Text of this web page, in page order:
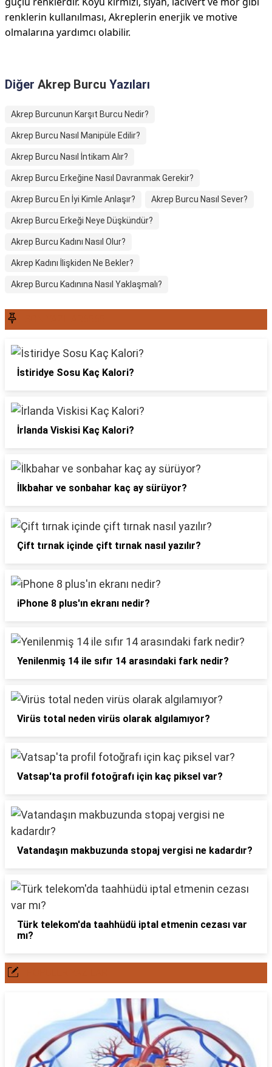
renklerin kullanılması, Akreplerin enerjik ve motive
olmalarına yardımcı olabilir.
Diğer Akrep Burcu Yazıları
Akrep Burcunun Karşıt Burcu Nedir?
Akrep Burcu Nasıl Manipüle Edilir?
Akrep Burcu Nasıl İntikam Alır?
Akrep Burcu Erkeğine Nasıl Davranmak Gerekir?
Akrep Burcu En İyi Kimle Anlaşır? Akrep Burcu Nasıl Sever?
Akrep Burcu Erkeği Neye Düşkündür?
Akrep Burcu Kadını Nasıl Olur?
Akrep Kadını İlişkiden Ne Bekler?
Akrep Burcu Kadınına Nasıl Yaklaşmalı?
İstiridye Sosu Kaç Kalori?
İrlanda Viskisi Kaç Kalori?
İlkbahar ve sonbahar kaç ay sürüyor?
Çift tırnak içinde çift tırnak nasıl yazılır?
iPhone 8 plus'ın ekranı nedir?
Yenilenmiş 14 ile sıfır 14 arasındaki fark nedir?
Virüs total neden virüs olarak algılamıyor?
Vatsap'ta profil fotoğrafı için kaç piksel var?
Vatandaşın makbuzunda stopaj vergisi ne kadardır?
Türk telekom'da taahhüdü iptal etmenin cezası var
mı?